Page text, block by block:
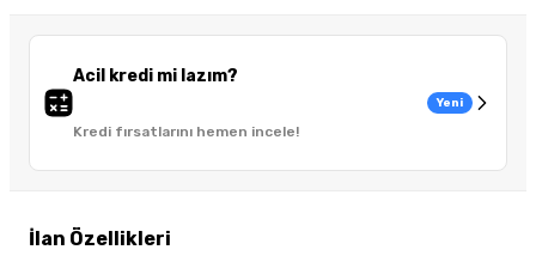
Acil kredi mi lazım?
Kredi fırsatlarını hemen incele!
Yeni
İlan Özellikleri